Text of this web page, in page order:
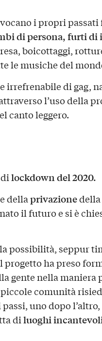
i propri passati
di persona, furti di
boicottaggi,
le musiche del
irrefrenabile di gag,
l’uso della
canto leggero.
lockdown del 2020.
e dellaprivazionedella
il futuro e si è
possibilità, seppur
progetto ha preso
gente nella maniera
comunità
uno dopo
diluoghi